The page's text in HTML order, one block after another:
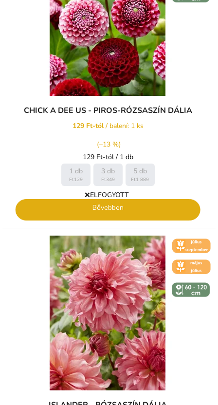
CHICK A DEE US - PIROS-RÓZSASZÍN DÁLIA
129 Ft-tól/ balení: 1 ks
(–13 %)
Egységár:
129 Ft-tól / 1 db
1 db
Ft129
3 db
Ft349
5 db
Ft1 889
❌ELFOGYOTT
Bővebben
🌼 KVĚT -
ČERVENEC
🌼 KVĚT -
ČERVEN
↕️ VÝŠKA 60
- 120 CM